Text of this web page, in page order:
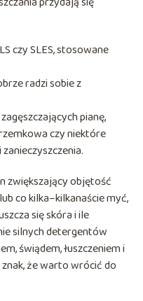
czy SLES, stosowane
radzi sobie z
pianę,
czy niektóre
zwiększający objętość
co kilka–kilkanaście myć,
się skóra i ile
silnych detergentów
świądem, łuszczeniem i
że warto wrócić do